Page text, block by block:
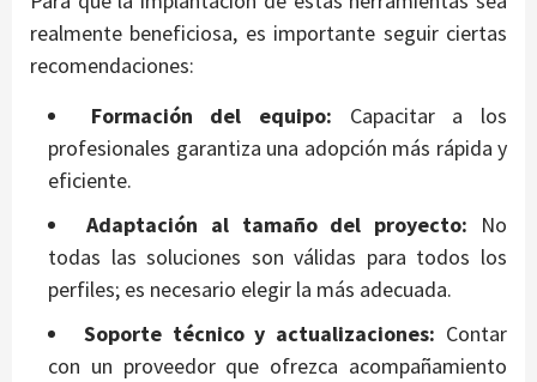
realmente beneficiosa, es importante seguir ciertas
recomendaciones:
Formación del equipo: Capacitar a los
profesionales garantiza una adopción más rápida y
eficiente.
Adaptación al tamaño del proyecto: No
todas las soluciones son válidas para todos los
perfiles; es necesario elegir la más adecuada.
Soporte técnico y actualizaciones: Contar
con un proveedor que ofrezca acompañamiento